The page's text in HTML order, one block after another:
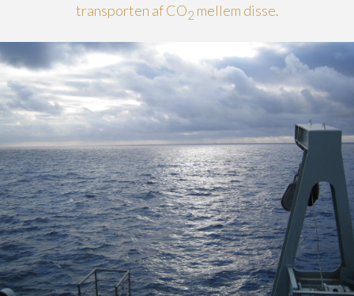
transporten af CO2 mellem disse.